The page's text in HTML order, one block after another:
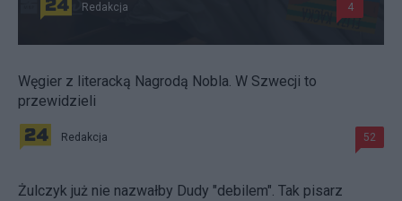
Redakcja 4
Węgier z literacką Nagrodą Nobla. W Szwecji to
przewidzieli
Redakcja 52
Żulczyk już nie nazwałby Dudy "debilem". Tak pisarz